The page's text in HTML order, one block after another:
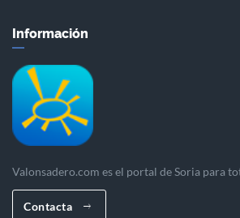
Información
Valonsadero.com es el portal de Soria para
Contacta